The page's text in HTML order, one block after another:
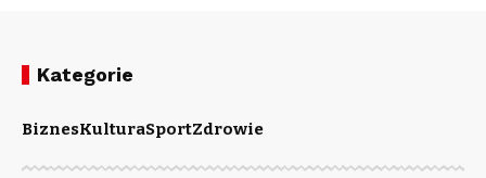
Kategorie
BiznesKulturaSportZdrowie